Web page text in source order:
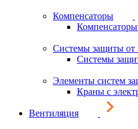
Компенсаторы
Компенсаторы
Системы защиты от
Системы
Элементы систем
Краны с
Вентиляция